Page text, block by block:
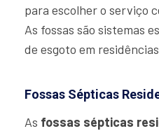
para escolher o serviço
As fossas são sistemas
de esgoto em
Fossas Sépticas
As fossas sépticas